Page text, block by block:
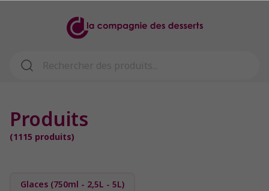
Produits
(1115 produits)
Glaces (750ml - 2,5L - 5L)